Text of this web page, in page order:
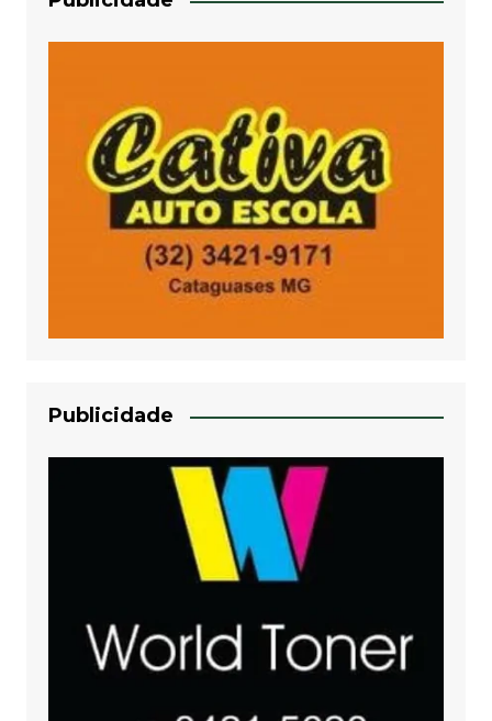
Publicidade